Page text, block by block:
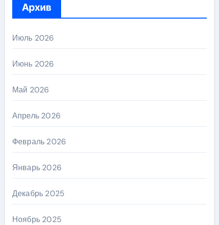
Архив
Июль 2026
Июнь 2026
Май 2026
Апрель 2026
Февраль 2026
Январь 2026
Декабрь 2025
Ноябрь 2025